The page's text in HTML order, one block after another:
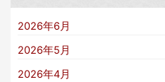
2026年6月
2026年5月
2026年4月